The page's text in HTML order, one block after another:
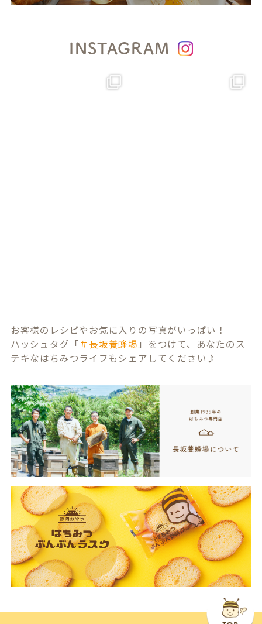
INSTAGRAM
お客様のレシピやお気に入りの写真がいっぱい！
ハッシュタグ「＃長坂養蜂場 」をつけて、あなたのス
テキなはちみつライフもシェアしてください♪